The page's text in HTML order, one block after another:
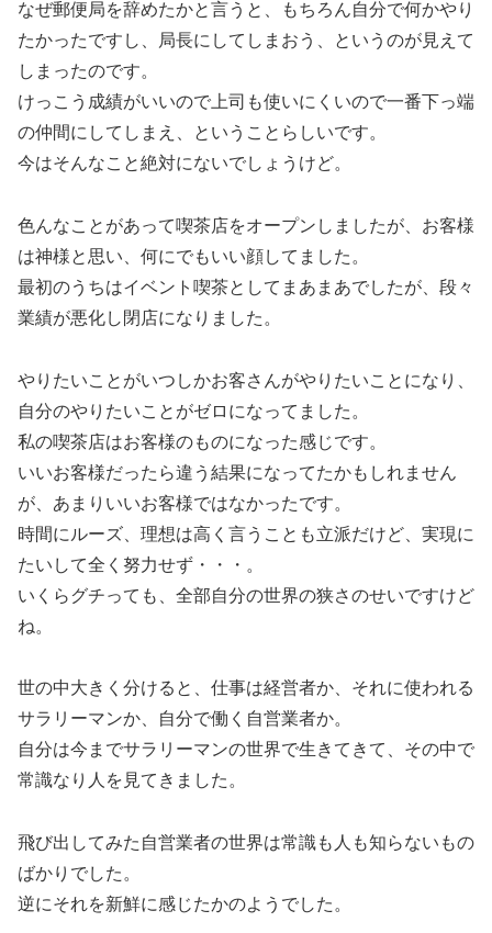
なぜ郵便局を辞めたかと言うと、もちろん自分で何かやり
たかったですし、局長にしてしまおう、というのが見えて
しまったのです。
けっこう成績がいいので上司も使いにくいので一番下っ端
の仲間にしてしまえ、ということらしいです。
今はそんなこと絶対にないでしょうけど。
色んなことがあって喫茶店をオープンしましたが、お客様
は神様と思い、何にでもいい顔してました。
最初のうちはイベント喫茶としてまあまあでしたが、段々
業績が悪化し閉店になりました。
やりたいことがいつしかお客さんがやりたいことになり、
自分のやりたいことがゼロになってました。
私の喫茶店はお客様のものになった感じです。
いいお客様だったら違う結果になってたかもしれません
が、あまりいいお客様ではなかったです。
時間にルーズ、理想は高く言うことも立派だけど、実現に
たいして全く努力せず・・・。
いくらグチっても、全部自分の世界の狭さのせいですけど
ね。
世の中大きく分けると、仕事は経営者か、それに使われる
サラリーマンか、自分で働く自営業者か。
自分は今までサラリーマンの世界で生きてきて、その中で
常識なり人を見てきました。
飛び出してみた自営業者の世界は常識も人も知らないもの
ばかりでした。
逆にそれを新鮮に感じたかのようでした。